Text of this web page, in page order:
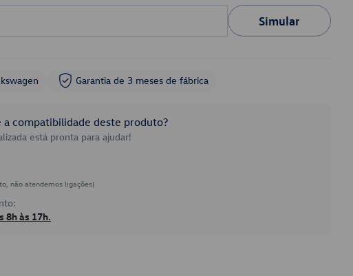
Simular
Garantia de 3 meses de fábrica
a compatibilidade deste produto?
está pronta para ajudar!
não atendemos ligações)
8h às 17h.